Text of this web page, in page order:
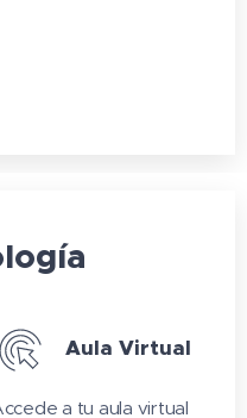
Aula Virtual
a tu aula virtual